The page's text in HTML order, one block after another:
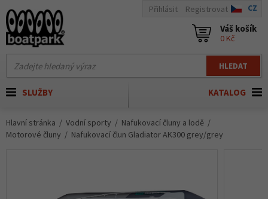
HLEDAT
Přihlásit Registrovat CZ
Váš košík
0 Kč
KATALOG
SLUŽBY
Hlavní stránka Vodní sporty
Nafukovací čluny a lodě
Motorové čluny
Nafukovací člun Gladiator AK300 grey/grey